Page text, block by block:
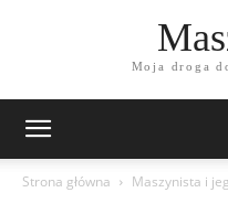
Moja droga
Strona główna Maszynista i